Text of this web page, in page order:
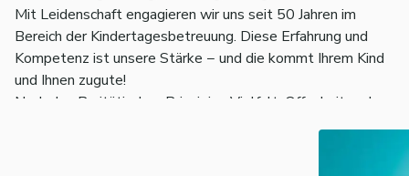
Mit Leidenschaft engagieren wir uns seit 50 Jahren im
Bereich der Kindertagesbetreuung. Diese Erfahrung und
Kompetenz ist unsere Stärke − und die kommt Ihrem Kind
und Ihnen zugute!
Nach den Paritätischen Prinzipien Vielfalt, Offenheit und